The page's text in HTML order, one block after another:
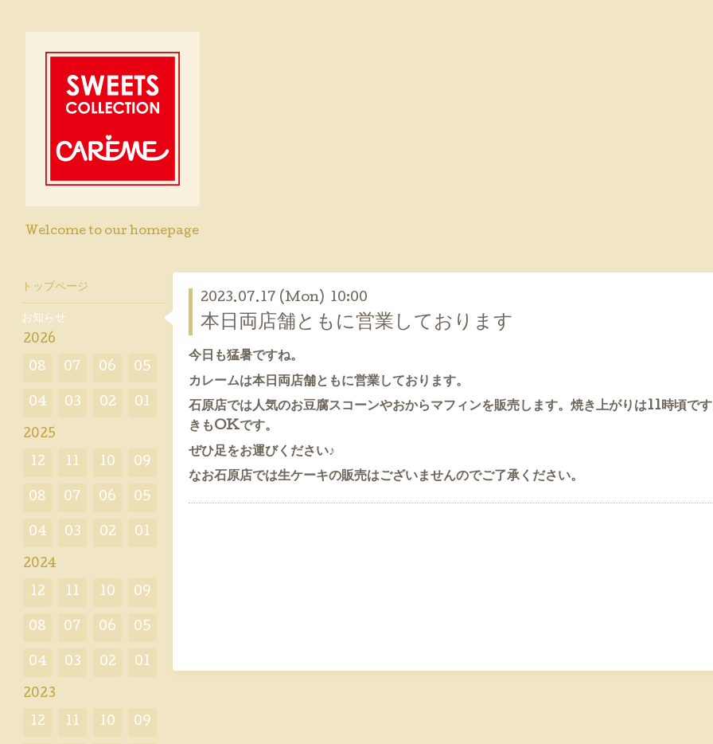
Welcome to our homepage
2023.07.17 (Mon) 10:00
本日両店舗ともに営業しております
今日も猛暑ですね。
カレームは本日両店舗ともに営業しております。
石原店では人気のお豆腐スコーンやおからマフィンを販売します。焼き上がりは11時頃で
きもOKです。
ぜひ足をお運びください♪
なお石原店では生ケーキの販売はございませんのでご了承ください。
トップページ
お知らせ
2026
08 07 06 05
04 03 02 01
2025
12 11 10 09
08 07 06 05
04 03 02 01
2024
12 11 10 09
08 07 06 05
04 03 02 01
2023
12 11 10 09